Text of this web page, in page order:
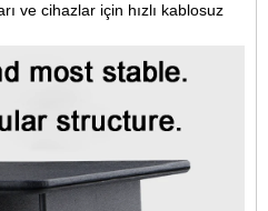
ve cihazlar için hızlı kablosuz